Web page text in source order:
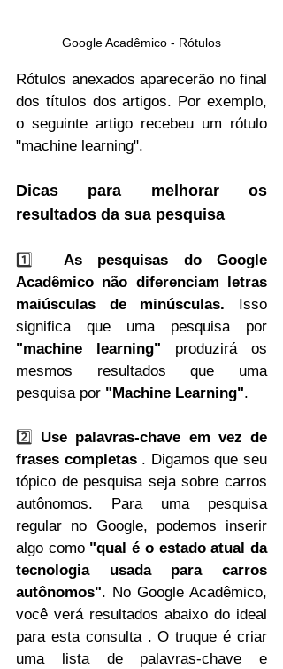
Google Acadêmico - Rótulos
Rótulos anexados aparecerão no final
dos títulos dos artigos. Por exemplo,
o seguinte artigo recebeu um rótulo
"machine learning".
Dicas para melhorar os
resultados da sua pesquisa
1️⃣ As pesquisas do Google
Acadêmico não diferenciam letras
maiúsculas de minúsculas.
Isso
"machine learning" produzirá os
mesmos resultados que uma
pesquisa por "Machine Learning".
2️⃣ Use palavras-chave em vez de
frases completas . Digamos que seu
tópico de pesquisa seja sobre carros
autônomos. Para uma pesquisa
regular no Google, podemos inserir
algo como "qual é o estado atual da
tecnologia usada para carros
autônomos". No Google Acadêmico,
você verá resultados abaixo do ideal
para esta consulta . O truque é criar
uma lista de palavras-chave e